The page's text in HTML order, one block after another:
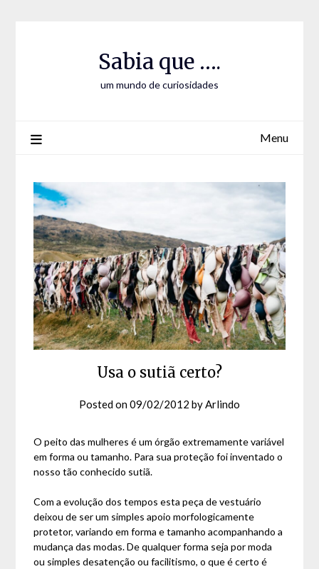
Sabia que ….
um mundo de curiosidades
Menu
Usa o sutiã certo?
Posted on09/02/2012 byArlindo
O peito das mulheres é um órgão extremamente variável
em forma ou tamanho. Para sua proteção foi inventado o
nosso tão conhecido sutiã.
Com a evolução dos tempos esta peça de vestuário
deixou de ser um simples apoio morfologicamente
protetor, variando em forma e tamanho acompanhando a
mudança das modas. De qualquer forma seja por moda
ou simples desatenção ou facilitismo, o que é certo é